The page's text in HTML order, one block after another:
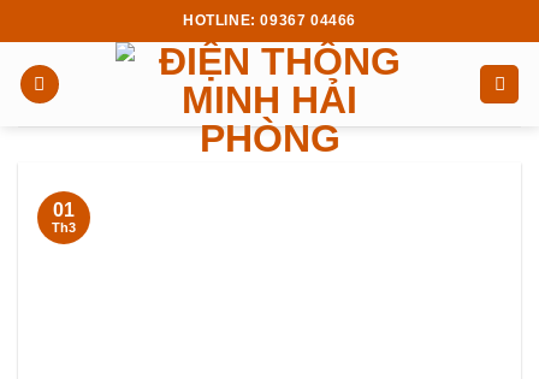
to
content
HOTLINE: 09367 04466
01
Th3